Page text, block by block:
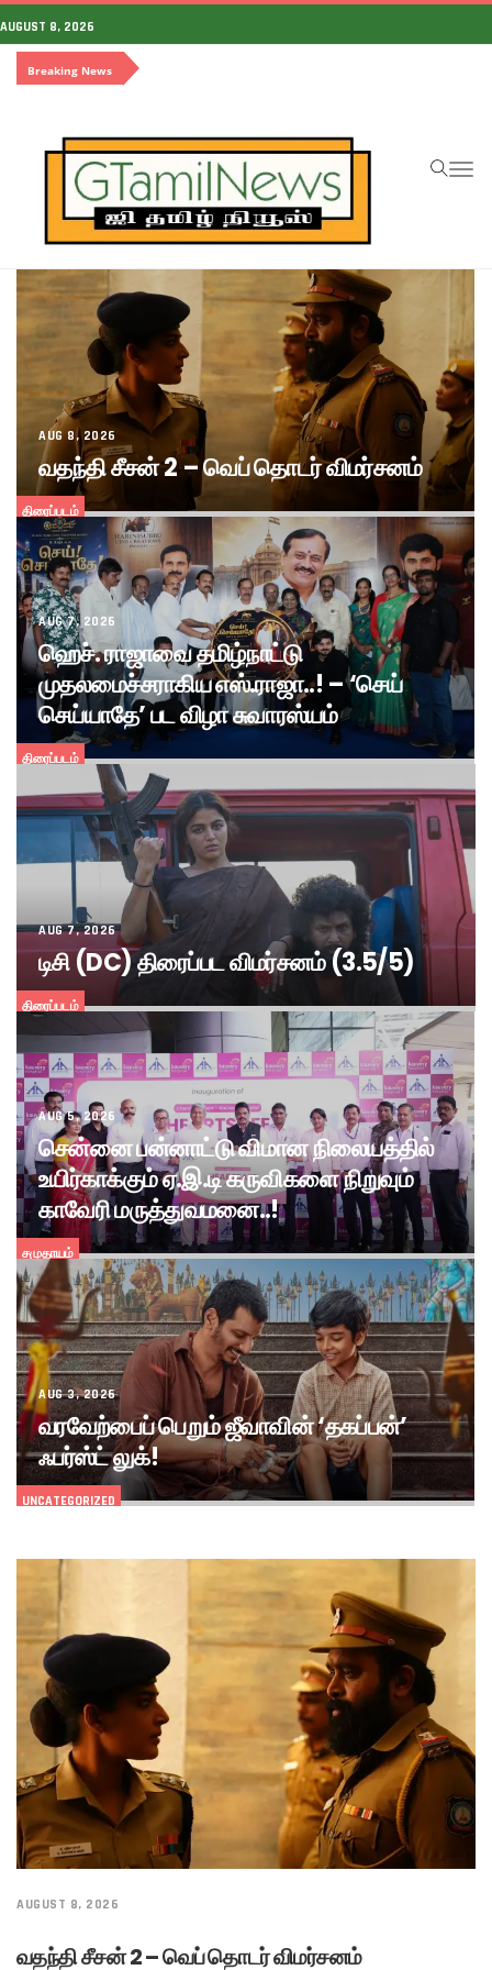
AUGUST 8, 2026
Breaking News
திரைப்படம்
AUG 8, 2026
வதந்தி சீசன் 2 – வெப் தொடர் விமர்சனம்
திரைப்படம்
AUG 7, 2026
ஹெச். ராஜாவை தமிழ்நாட்டு
முதலமைச்சராகிய எஸ்.ராஜா..! – ‘செய்
செய்யாதே’ பட விழா சுவாரஸ்யம்
திரைப்படம்
AUG 7, 2026
டிசி (DC) திரைப்பட விமர்சனம் (3.5/5)
சமுதாயம்
AUG 5, 2026
சென்னை பன்னாட்டு விமான நிலையத்தில்
உயிர்காக்கும் ஏ.இ.டி கருவிகளை நிறுவும்
காவேரி மருத்துவமனை..!
UNCATEGORIZED
AUG 3, 2026
வரவேற்பைப் பெறும் ஜீவாவின் ‘தகப்பன்’
ஃபர்ஸ்ட் லுக்!
AUGUST 8, 2026
வதந்தி சீசன் 2 – வெப் தொடர் விமர்சனம்